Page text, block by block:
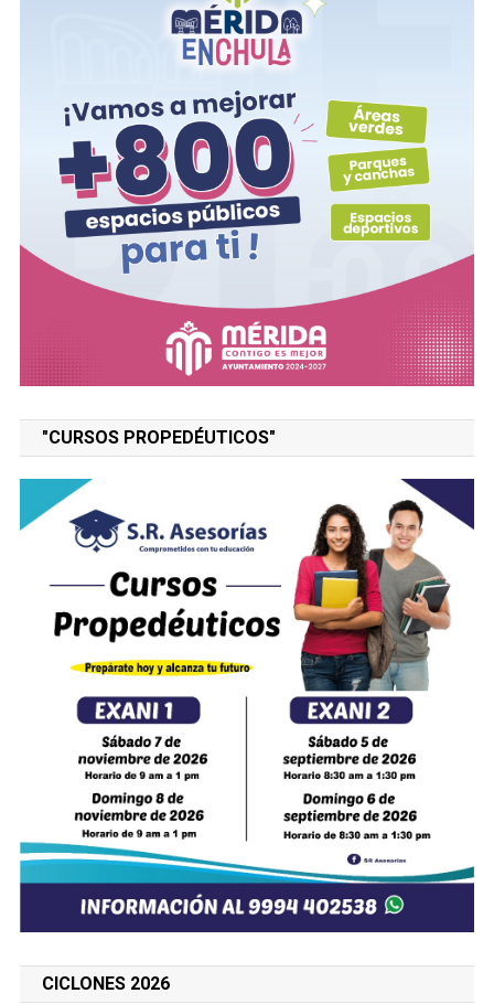
"CURSOS PROPEDÉUTICOS"
CICLONES 2026